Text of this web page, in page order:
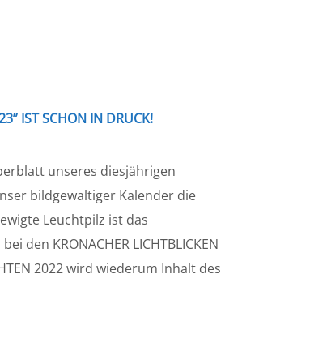
IST SCHON IN DRUCK!
unseres diesjährigen
bildgewaltiger Kalender die
Leuchtpilz ist das
den KRONACHER LICHTBLICKEN
2022 wird wiederum Inhalt des